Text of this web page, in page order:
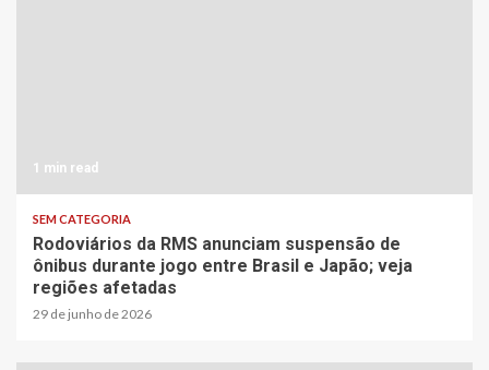
1 min read
SEM CATEGORIA
Rodoviários da RMS anunciam suspensão de
ônibus durante jogo entre Brasil e Japão; veja
regiões afetadas
29 de junho de 2026